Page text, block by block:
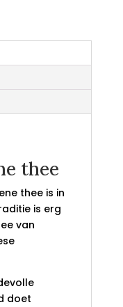
thee
thee is in
is erg
van
doet